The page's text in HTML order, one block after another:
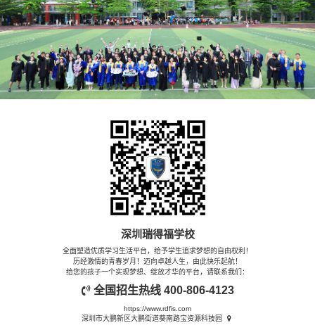
深圳瑞得福学校
全面塑造优质学习生活平台，给予学生追求梦想的自由权利！
历经激情的青春岁月！迈向卓越人生，由此快乐起航！
给您的孩子一个实现梦想、绽放才华的平台，请联系我们：
全国招生热线 400-806-4123
https://www.rdfis.com
深圳市大鹏新区大鹏街道葵南路宝资源科技园